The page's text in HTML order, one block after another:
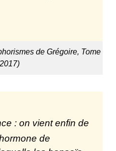
de Grégoire, Tome
: on vient enfin de
de